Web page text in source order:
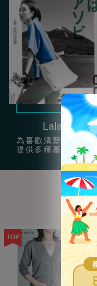
Lala Begin
為喜歡清新簡約風
提供多種基本單品